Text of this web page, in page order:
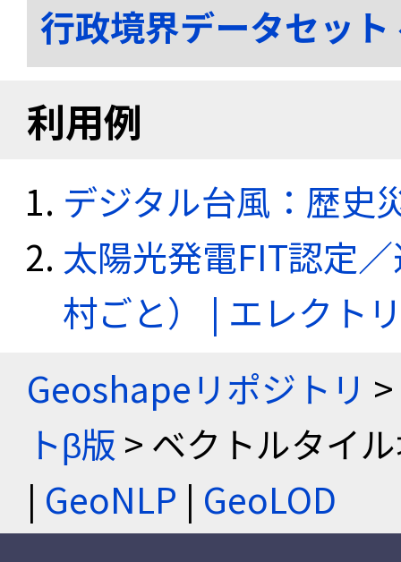
行政境界データセッ
利用例
デジタル台風：歴史
太陽光発電FIT認定
村ごと） | エレクト
Geoshapeリポジトリ >
トβ版 > ベクトルタイ
| GeoNLP | GeoLOD